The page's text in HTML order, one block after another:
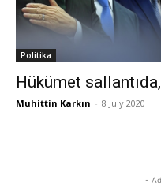
Politika
Hükümet
Muhittin Karkın - 8 July 2020
-